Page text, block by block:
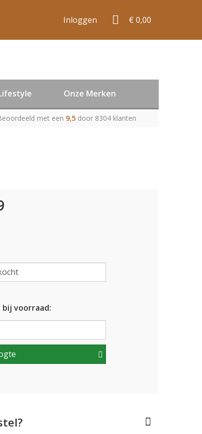
Inloggen € 0,00
Onze Merken
met een 9,5 door 8304 klanten
voorraad: